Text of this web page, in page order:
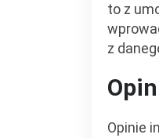
to z
z
Opinie